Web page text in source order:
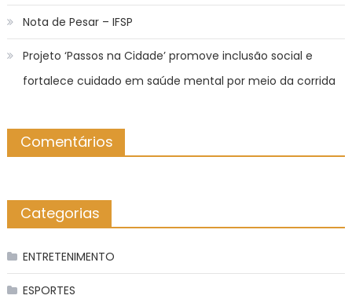
Nota de Pesar – IFSP
Projeto ‘Passos na Cidade’ promove inclusão social e
fortalece cuidado em saúde mental por meio da corrida
Comentários
Categorias
ENTRETENIMENTO
ESPORTES